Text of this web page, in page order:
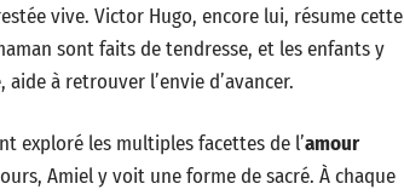
vive. Victor Hugo, encore lui, résume cette
sont faits de tendresse, et les enfants y
à retrouver l’envie d’avancer.
exploré les multiples facettes de l’amour
Amiel y voit une forme de sacré. À chaque